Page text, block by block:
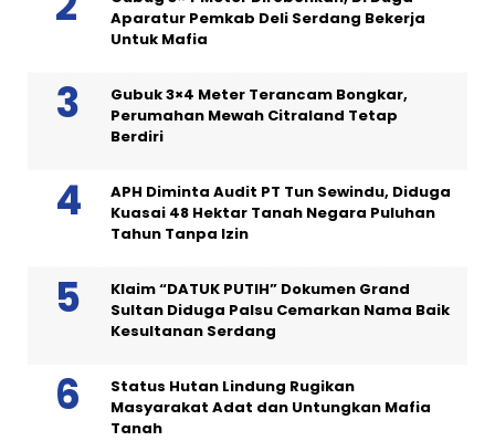
Aparatur Pemkab Deli Serdang Bekerja
Untuk Mafia
Gubuk 3×4 Meter Terancam Bongkar,
Perumahan Mewah Citraland Tetap
Berdiri
APH Diminta Audit PT Tun Sewindu, Diduga
Kuasai 48 Hektar Tanah Negara Puluhan
Tahun Tanpa Izin
Klaim “DATUK PUTIH” Dokumen Grand
Sultan Diduga Palsu Cemarkan Nama Baik
Kesultanan Serdang
Status Hutan Lindung Rugikan
Masyarakat Adat dan Untungkan Mafia
Tanah